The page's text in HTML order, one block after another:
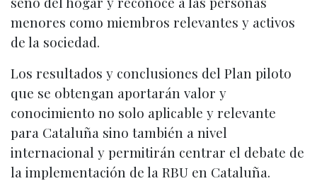
menores como miembros relevantes y activos
de la sociedad.
Los resultados y conclusiones del Plan piloto
que se obtengan aportarán valor y
conocimiento no solo aplicable y relevante
para Cataluña sino también a nivel
internacional y permitirán centrar el debate de
la implementación de la RBU en Cataluña.